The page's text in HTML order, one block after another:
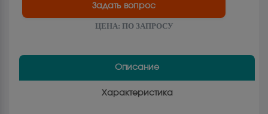
Задать вопрос
ЦЕНА: ПО ЗАПРОСУ
Описание
Характеристика